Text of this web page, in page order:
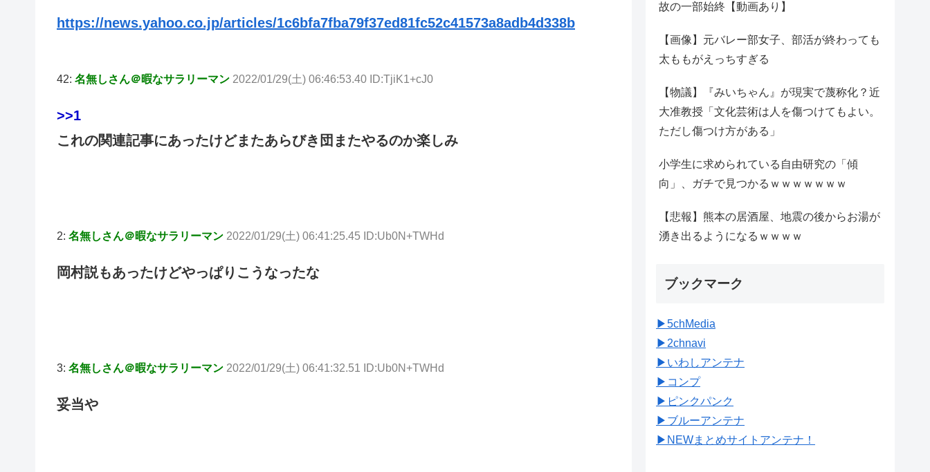
https://news.yahoo.co.jp/articles/1c6bfa7fba79f37ed81fc52c41573a8adb4d338b
42: 名無しさん＠暇なサラリーマン 2022/01/29(土) 06:46:53.40 ID:TjiK1+cJ0
>>1
これの関連記事にあったけどまたあらびき団またやるのか楽しみ
2: 名無しさん＠暇なサラリーマン 2022/01/29(土) 06:41:25.45 ID:Ub0N+TWHd
岡村説もあったけどやっぱりこうなったな
3: 名無しさん＠暇なサラリーマン 2022/01/29(土) 06:41:32.51 ID:Ub0N+TWHd
妥当や
故の一部始終【動画あり】
【画像】元バレー部女子、部活が終わっても
太ももがえっちすぎる
【物議】『みいちゃん』が現実で蔑称化？近
大准教授「文化芸術は人を傷つけてもよい。
ただし傷つけ方がある」
小学生に求められている自由研究の「傾
向」、ガチで見つかるｗｗｗｗｗｗｗ
【悲報】熊本の居酒屋、地震の後からお湯が
湧き出るようになるｗｗｗｗ
ブックマーク
▶︎5chMedia
▶︎2chnavi
▶︎いわしアンテナ
▶︎コンプ
▶︎ピンクパンク
▶︎ブルーアンテナ
▶︎NEWまとめサイトアンテナ！